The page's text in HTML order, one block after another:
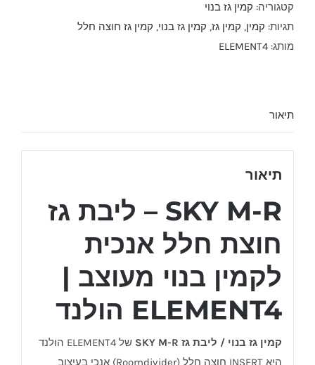
ליבת
גז
SKY-
קטגוריה: קמין גז בנוי
תגיות: קמין, קמין גז, קמין גז בנוי, קמין גז חוצה חלל
מותג: ELEMENT4
תיאור
תיאור
SKY M-R – ליבת גז
חוצת חלל אנכית
לקמין בנוי מעוצב |
ELEMENT4 הולנד
קמין גז בנוי / ליבת גז SKY M-R
של ELEMENT4 הולנד